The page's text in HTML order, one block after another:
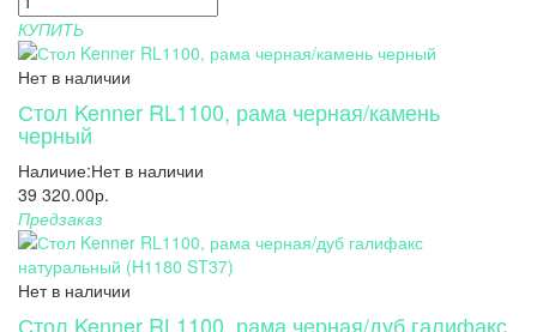
КУПИТЬ
Нет в наличии
Стол Kenner RL1100, рама черная/камень
черный
Наличие:Нет в наличии
39 320.00р.
Предзаказ
Нет в наличии
Стол Kenner RL1100, рама черная/дуб галифакс